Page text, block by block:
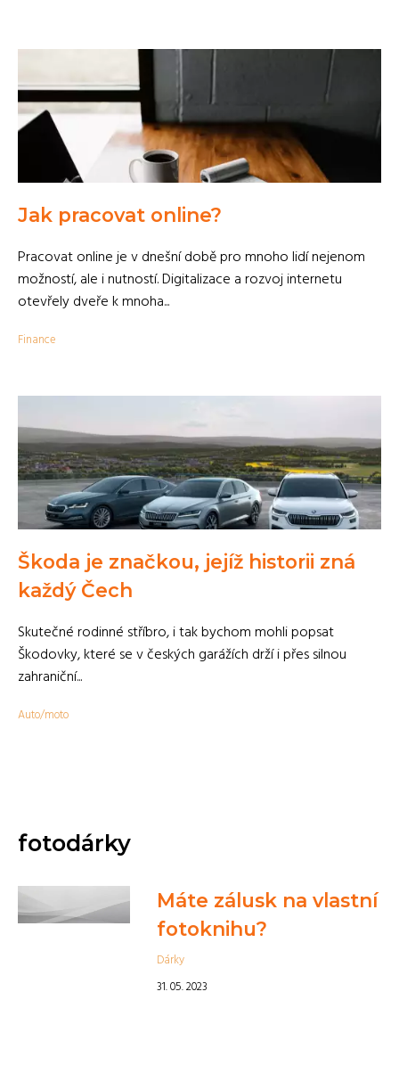
Jak pracovat online?
Pracovat online je v dnešní době pro mnoho lidí nejenom
možností, ale i nutností. Digitalizace a rozvoj internetu
otevřely dveře k mnoha...
Finance
Škoda je značkou, jejíž historii zná
každý Čech
Skutečné rodinné stříbro, i tak bychom mohli popsat
Škodovky, které se v českých garážích drží i přes silnou
zahraniční...
Auto/moto
fotodárky
Máte zálusk na vlastní
fotoknihu?
Dárky
31. 05. 2023